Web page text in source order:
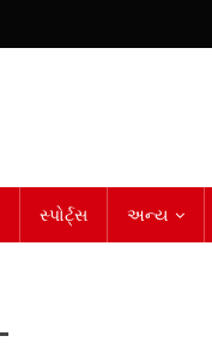
સ્પોર્ટ્સ અન્ય